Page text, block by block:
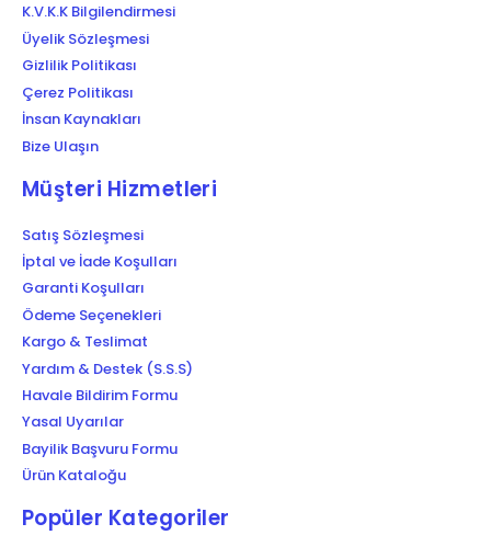
K.V.K.K Bilgilendirmesi
Üyelik Sözleşmesi
Gizlilik Politikası
Çerez Politikası
İnsan Kaynakları
Bize Ulaşın
Müşteri Hizmetleri
Satış Sözleşmesi
İptal ve İade Koşulları
Garanti Koşulları
Ödeme Seçenekleri
Kargo & Teslimat
Yardım & Destek (S.S.S)
Havale Bildirim Formu
Yasal Uyarılar
Bayilik Başvuru Formu
Ürün Kataloğu
Popüler Kategoriler